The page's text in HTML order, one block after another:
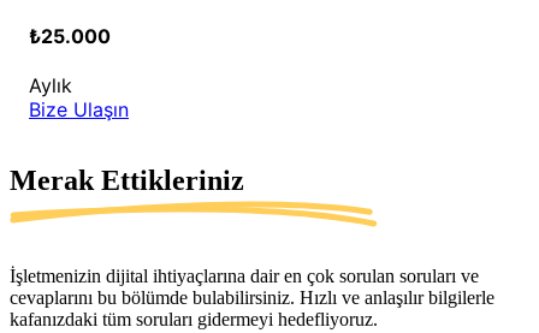
₺25.000
Aylık
Bize Ulaşın
Merak Ettikleriniz
İşletmenizin dijital ihtiyaçlarına dair en çok sorulan soruları ve
cevaplarını bu bölümde bulabilirsiniz. Hızlı ve anlaşılır bilgilerle
kafanızdaki tüm soruları gidermeyi hedefliyoruz.